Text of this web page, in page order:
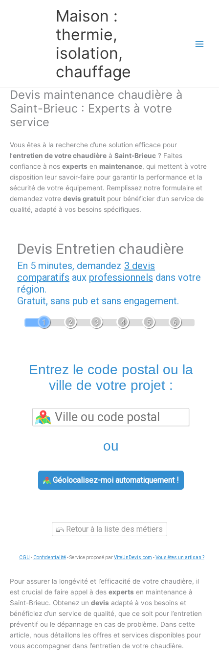
Maison :
thermie,
isolation,
chauffage
Devis maintenance chaudière à
Saint-Brieuc : Experts à votre
service
Vous êtes à la recherche d’une solution efficace pour
l’entretien de votre chaudière à Saint-Brieuc ? Faites
confiance à nos experts en maintenance, qui mettent à votre
disposition leur savoir-faire pour garantir la performance et la
sécurité de votre équipement. Remplissez notre formulaire et
demandez votre devis gratuit pour bénéficier d’un service de
qualité, adapté à vos besoins spécifiques.
Devis Entretien chaudière
En 5 minutes, demandez 3 devis
comparatifs aux professionnels dans votre
région.
Gratuit, sans pub et sans engagement.
1 2 3 4 5 6
Entrez le code postal ou la
ville de votre projet :
ou
Géolocalisez-moi automatiquement !
Retour à la liste des métiers
CGU - Confidentialité- Service proposé parViteUnDevis.com -Vous êtes un artisan ?
Pour assurer la longévité et l’efficacité de votre chaudière, il
est crucial de faire appel à des experts en maintenance à
Saint-Brieuc. Obtenez un devis adapté à vos besoins et
bénéficiez d’un service de qualité, que ce soit pour l’entretien
préventif ou le dépannage en cas de problème. Dans cette
article, nous détaillons les offres et services disponibles pour
vous accompagner dans l’entretien de votre chaudière.